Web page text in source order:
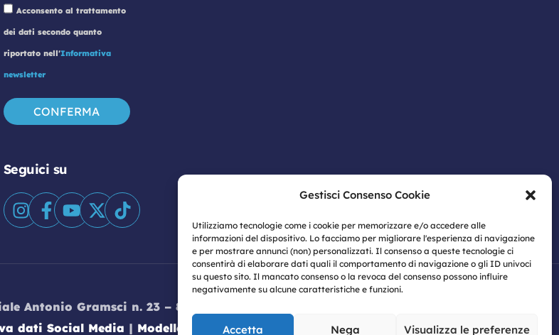
Gestisci Consenso Cookie
Utilizziamo tecnologie come i cookie per memorizzare e/o accedere alle
informazioni del dispositivo. Lo facciamo per migliorare l'esperienza di navigazione
e per mostrare annunci (non) personalizzati. Il consenso a queste tecnologie ci
consentirà di elaborare dati quali il comportamento di navigazione o gli ID univoci
su questo sito. Il mancato consenso o la revoca del consenso possono influire
negativamente su alcune caratteristiche e funzioni.
Accetta Nega Visualizza le preferenze
Acconsento al trattamento
dei dati secondo quanto
riportato nell'Informativa
newsletter
Seguici su
Antonio Gramsci n. 23 – 80122 Napoli | P.IVA: 07774460633
dati Social Media | Modello Organizzativo 231 Codice Etico Informativa